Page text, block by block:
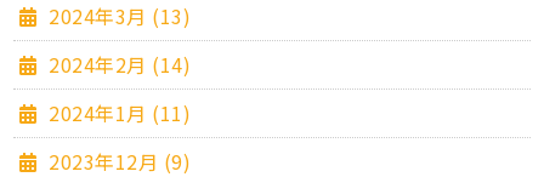
2024年3月 (13)
2024年2月 (14)
2024年1月 (11)
2023年12月 (9)